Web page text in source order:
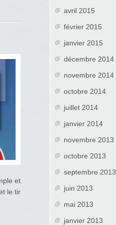
et
le tir
avril 2015
février 2015
janvier 2015
décembre 2014
novembre 2014
octobre 2014
juillet 2014
janvier 2014
novembre 2013
octobre 2013
septembre 2013
juin 2013
mai 2013
janvier 2013